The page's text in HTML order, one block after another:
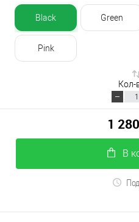
Black Green
Pink
Кол-
1
В